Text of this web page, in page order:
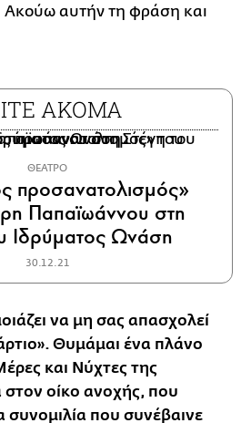
Ακούω αυτήν τη φράση και
ΑΚΟΜΑ
ΘΕΑΤΡΟ
προσανατολισμός»
Παπαϊωάννου στη
Ιδρύματος Ωνάση
30.12.21
να μη σας απασχολεί
Θυμάμαι ένα πλάνο
και Νύχτες της
oίκο ανοχής, που
συνομιλία που συνέβαινε